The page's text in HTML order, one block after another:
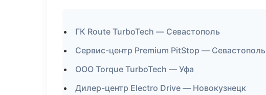
ГК Route TurboTech — Севастополь
Сервис-центр Premium PitStop — Севастополь
ООО Torque TurboTech — Уфа
Дилер-центр Electro Drive — Новокузнецк